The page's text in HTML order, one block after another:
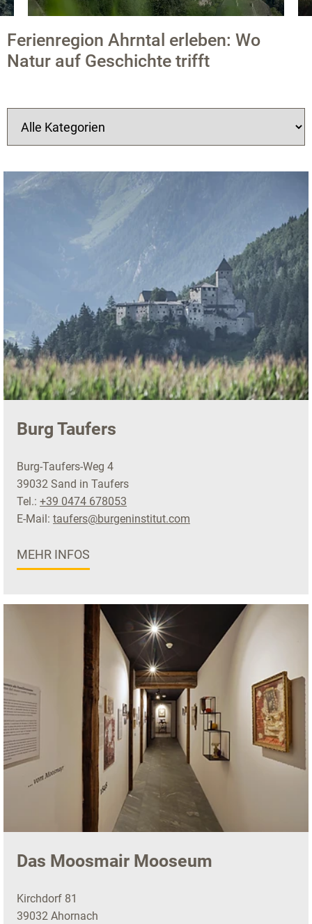
Ferienregion Ahrntal erleben: Wo
Natur auf Geschichte trifft
Burg Taufers
Burg-Taufers-Weg 4
39032 Sand in Taufers
Tel.: +39 0474 678053
E-Mail: taufers@burgeninstitut.com
MEHR INFOS
Das Moosmair Mooseum
Kirchdorf 81
39032 Ahornach